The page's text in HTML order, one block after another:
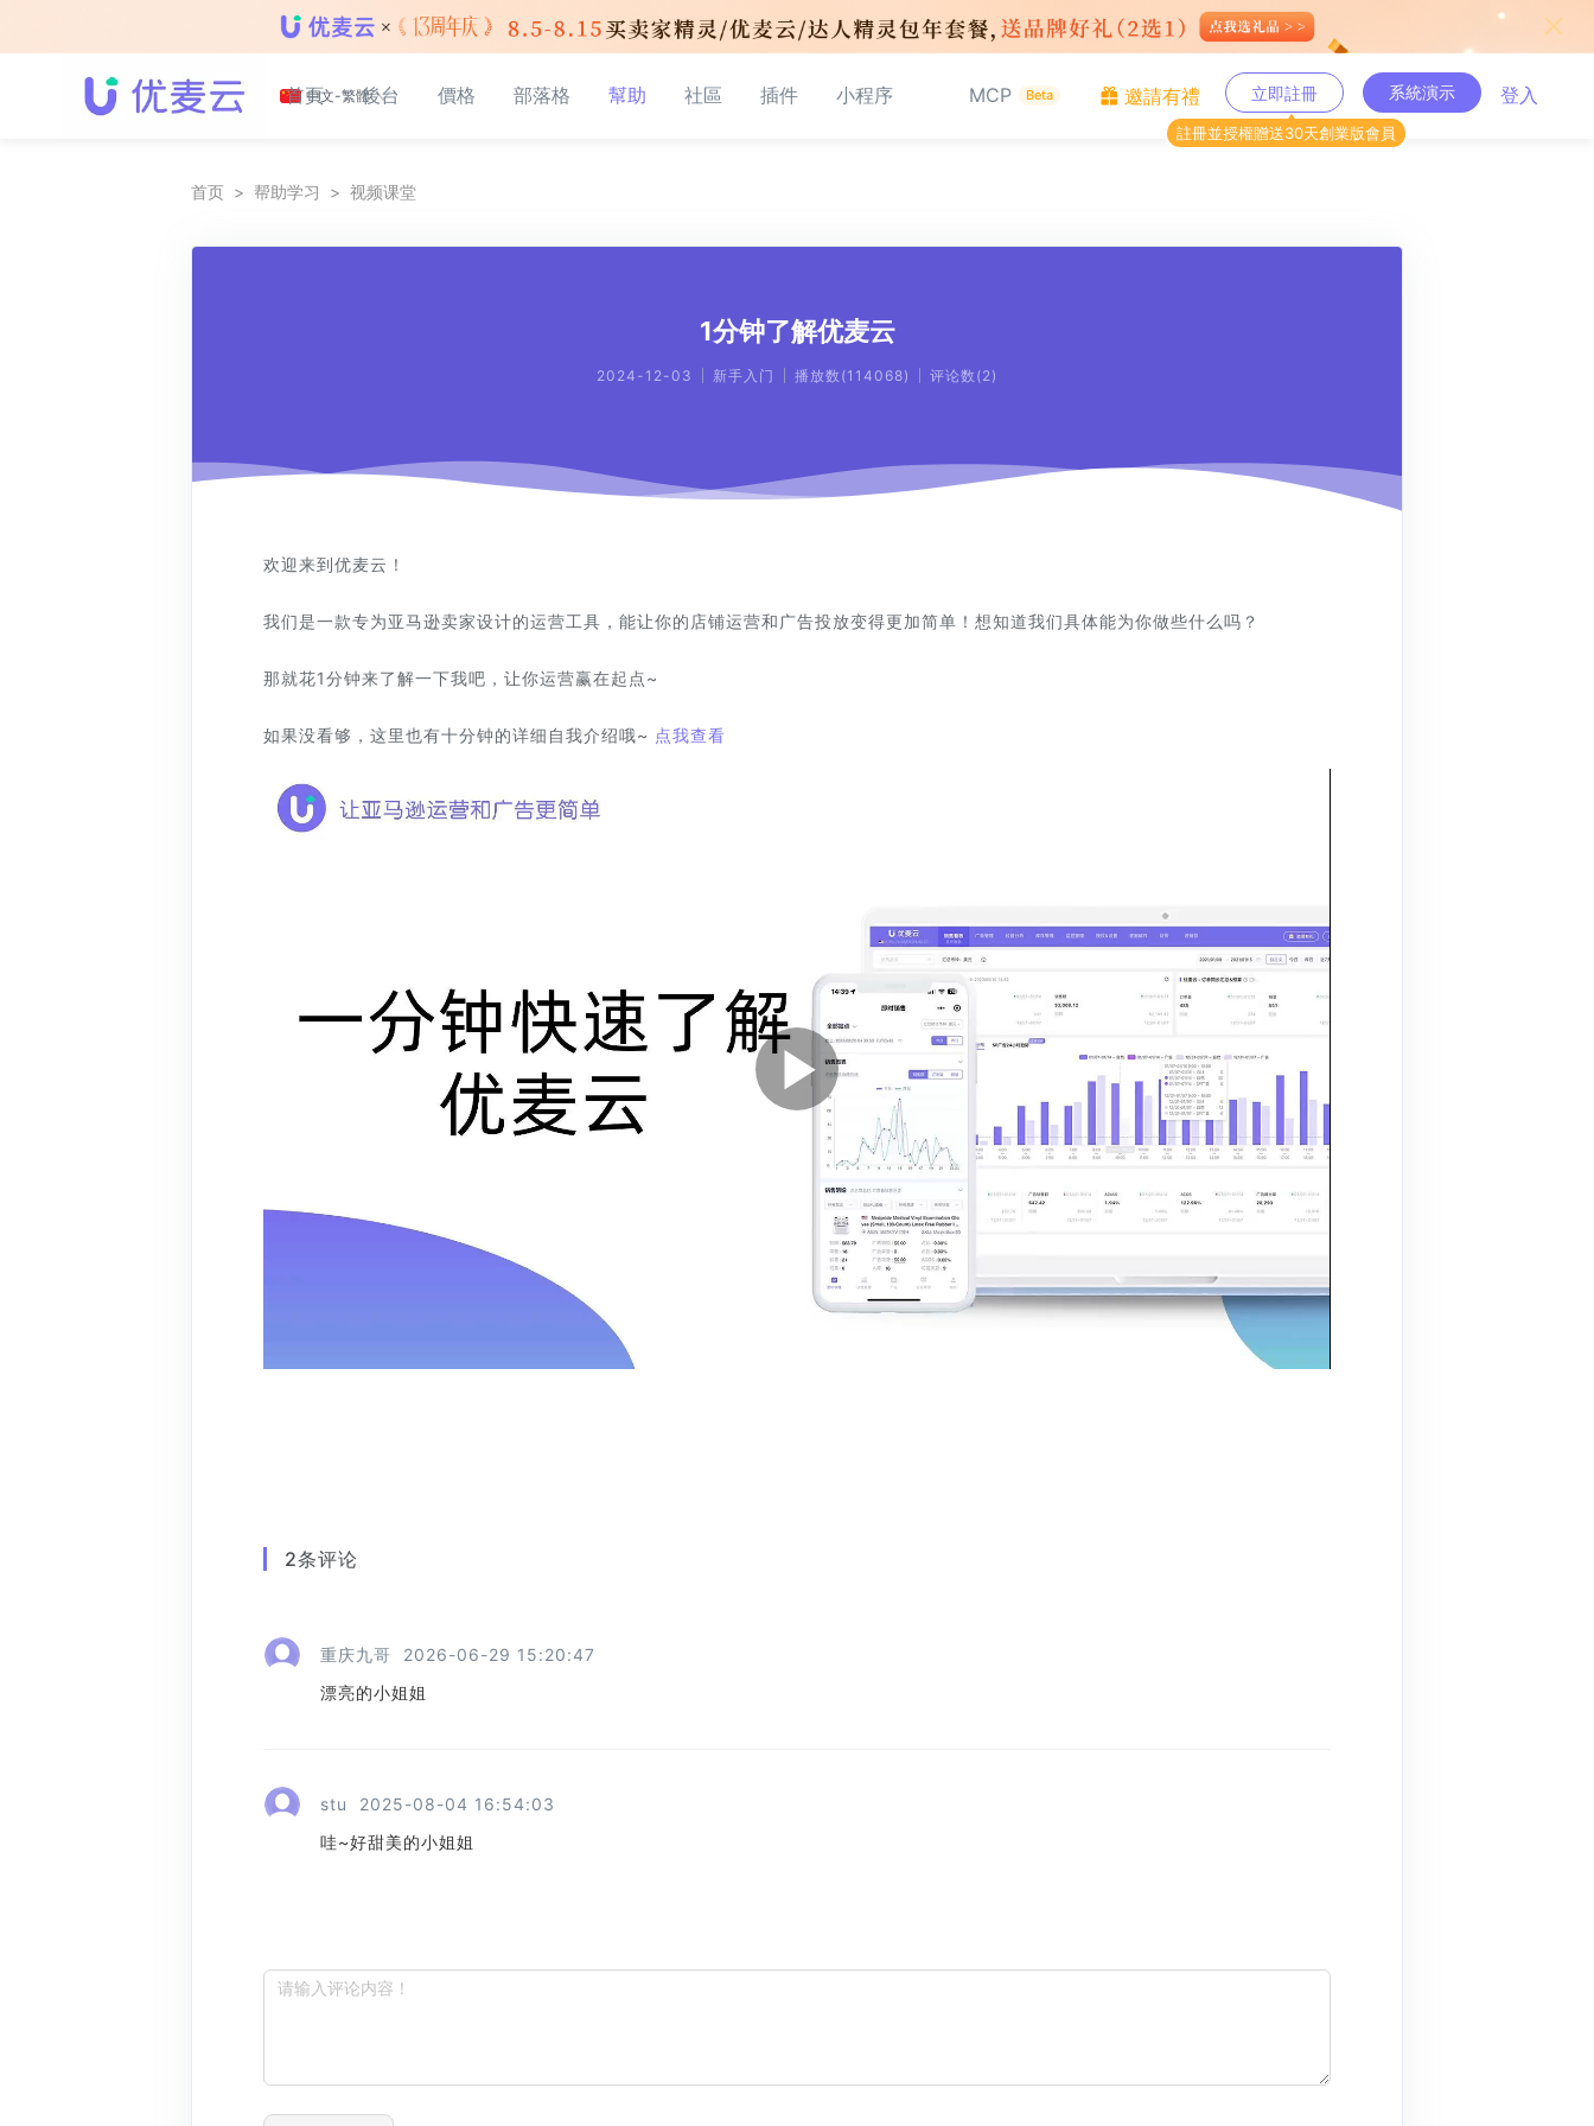
中文-繁體
首頁 後台 價格 部落格 幫助 社區 插件 小程序 MCP Beta 邀請有禮 立即註冊 系統演示 登入
首页 > 帮助学习 > 视频课堂
1分钟了解优麦云
2024-12-03 新手入门 播放数 (114068) 评论数 (2 )
欢迎来到优麦云！
我们是一款专为亚马逊卖家设计的运营工具，能让你的店铺运营和广告投放变得更加简单！想知道我们具体能为你做些什么吗？
那就花1分钟来了解一下我吧，让你运营赢在起点~
如果没看够，这里也有十分钟的详细自我介绍哦~ 点我查看
2条评论
重庆九哥
2026-06-29 15:20:47
漂亮的小姐姐
stu
2025-08-04 16:54:03
哇~好甜美的小姐姐
註冊並授權贈送30天創業版會員